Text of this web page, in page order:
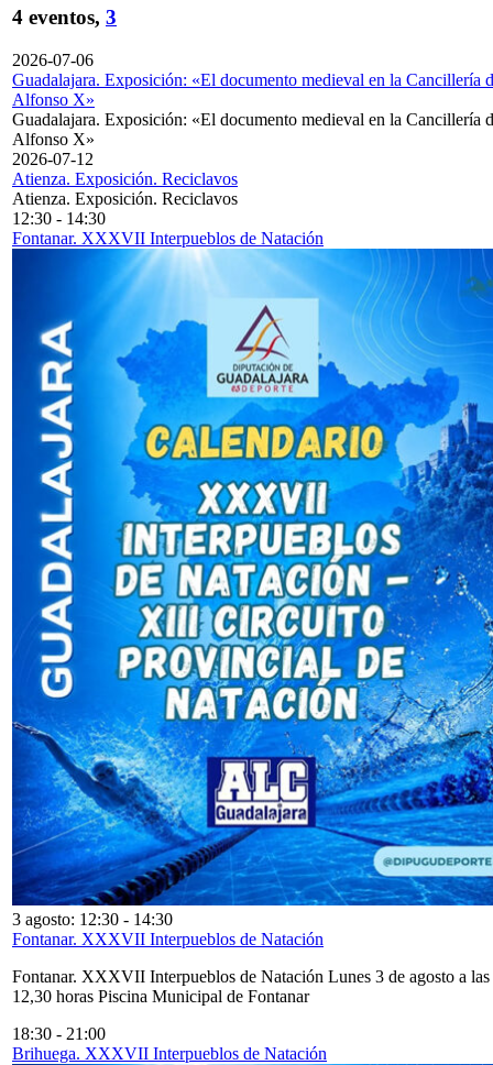
4 eventos, 3
2026-07-06
Guadalajara. Exposición: «El documento medieval en la Cancillería
Alfonso X»
Guadalajara. Exposición: «El documento medieval en la Cancillería
Alfonso X»
2026-07-12
Atienza. Exposición. Reciclavos
Atienza. Exposición. Reciclavos
12:30 - 14:30
Fontanar. XXXVII Interpueblos de Natación
3 agosto: 12:30 - 14:30
Fontanar. XXXVII Interpueblos de Natación
Fontanar. XXXVII Interpueblos de Natación Lunes 3 de agosto a las
12,30 horas Piscina Municipal de Fontanar
18:30 - 21:00
Brihuega. XXXVII Interpueblos de Natación